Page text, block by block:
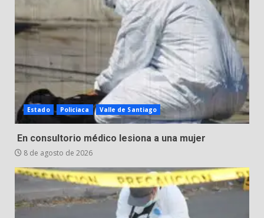
Estado Policiaca Valle de Santiago
En consultorio médico lesiona a una mujer
8 de agosto de 2026